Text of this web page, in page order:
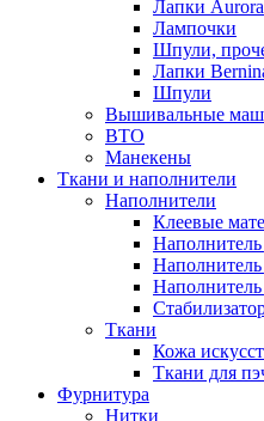
Лапки Aurora
Лампочки
Шпули,
Лапки
Шпули
Вышивальные
ВТО
Манекены
Ткани и наполнители
Наполнители
Клеевые
Ткани
Кожа
Ткани для
Фурнитура
Нитки